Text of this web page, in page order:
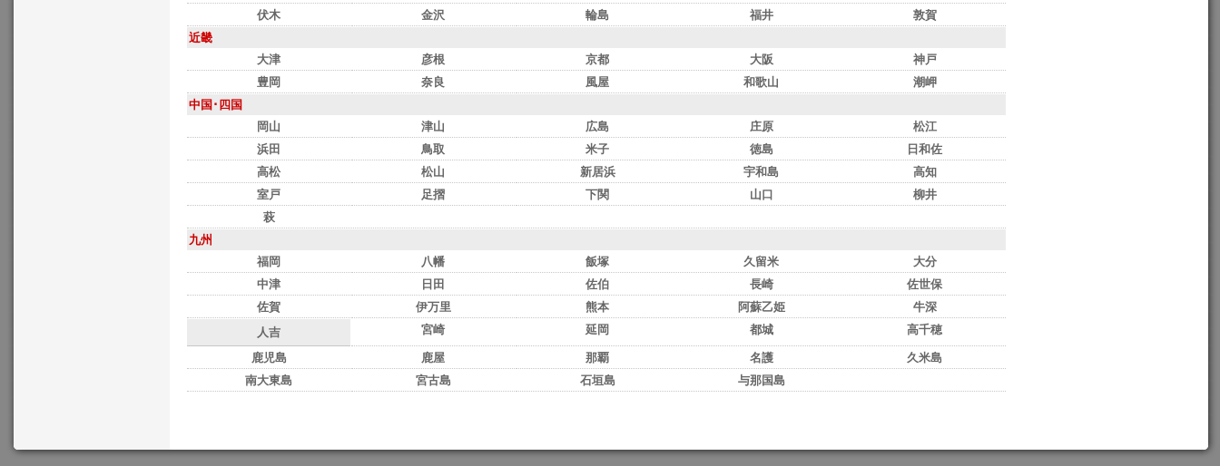
伏木
金沢 輪島 福井
敦賀
近畿
大津
彦根 京都 大阪
神戸
豊岡
奈良 風屋 和歌山
潮岬
中国･四国
岡山
津山 広島 庄原
松江
浜田
鳥取 米子 徳島
日和佐
高松
松山 新居浜 宇和島
高知
室戸
足摺 下関 山口
柳井
萩
九州
福岡
八幡 飯塚 久留米
大分
中津
日田 佐伯 長崎
佐世保
佐賀
伊万里 熊本 阿蘇乙姫
牛深
人吉
宮崎 延岡 都城 高千穂
鹿児島 鹿屋 那覇 名護
久米島
南大東島
宮古島 石垣島 与那国島